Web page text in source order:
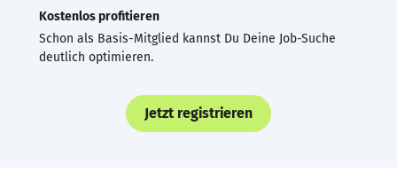
Kostenlos profitieren
Schon als Basis-Mitglied kannst Du Deine Job-Suche
deutlich optimieren.
Jetzt registrieren